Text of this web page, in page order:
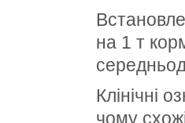
на 1 т
Клінічні
чому